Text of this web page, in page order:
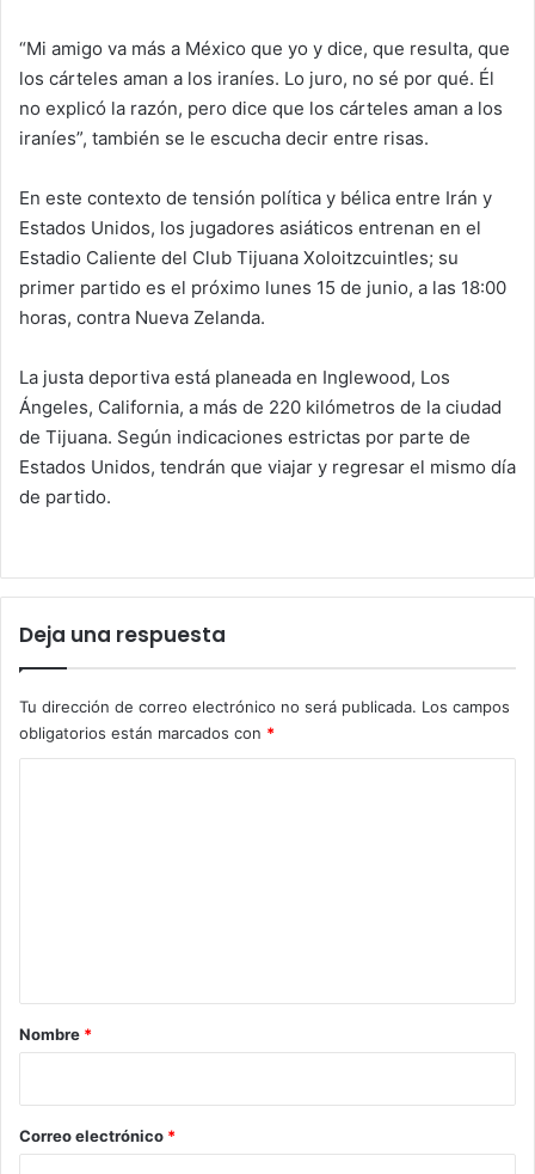
“Mi amigo va más a México que yo y dice, que resulta, que
los cárteles aman a los iraníes. Lo juro, no sé por qué. Él
no explicó la razón, pero dice que los cárteles aman a los
iraníes”, también se le escucha decir entre risas.
En este contexto de tensión política y bélica entre Irán y
Estados Unidos, los jugadores asiáticos entrenan en el
Estadio Caliente del Club Tijuana Xoloitzcuintles; su
primer partido es el próximo lunes 15 de junio, a las 18:00
horas, contra Nueva Zelanda.
La justa deportiva está planeada en Inglewood, Los
Ángeles, California, a más de 220 kilómetros de la ciudad
de Tijuana. Según indicaciones estrictas por parte de
Estados Unidos, tendrán que viajar y regresar el mismo día
de partido.
Deja una respuesta
Tu dirección de correo electrónico no será publicada. Los campos
obligatorios están marcados con *
r
*
Nombre *
Correo electrónico *